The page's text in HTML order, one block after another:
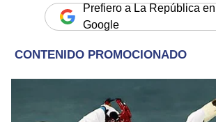
Prefiero a La República en
Google